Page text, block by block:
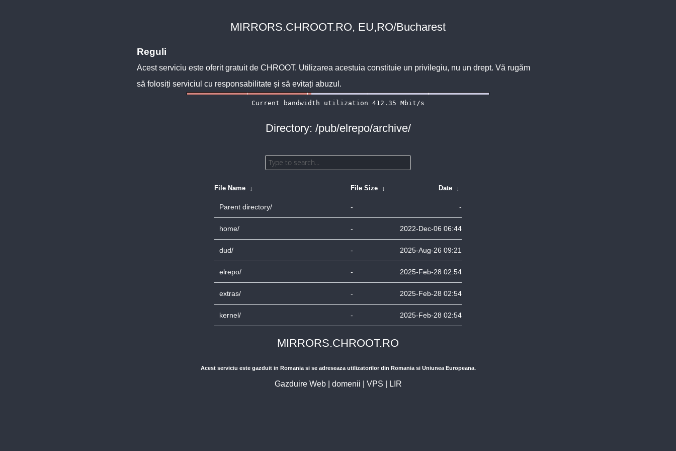
MIRRORS.CHROOT.RO, EU,RO/Bucharest
Reguli
Acest serviciu este oferit gratuit de CHROOT. Utilizarea acestuia constituie un privilegiu, nu un drept. Vă rugăm
să folosiți serviciul cu responsabilitate și să evitați abuzul.
Directory: /pub/elrepo/archive/
File Name ↓ File Size ↓ Date ↓
Parent directory/ - -
home/ - 2022-Dec-06 06:44
dud/ - 2025-Aug-26 09:21
elrepo/ - 2025-Feb-28 02:54
extras/ - 2025-Feb-28 02:54
kernel/ - 2025-Feb-28 02:54
MIRRORS.CHROOT.RO
Acest serviciu este gazduit in Romania si se adreseaza utilizatorilor din Romania si Uniunea Europeana.
Gazduire Web| domenii VPS LIR